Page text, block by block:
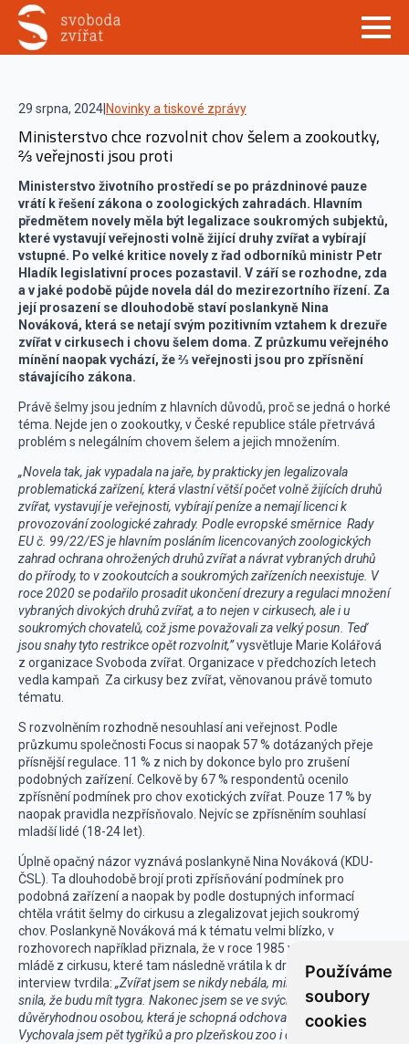
Používáme
soubory
cookies
29 srpna, 2024 Novinky a tiskové zprávy
Ministerstvo chce rozvolnit chov šelem a zookoutky,
⅔ veřejnosti jsou proti
Ministerstvo životního prostředí se po prázdninové pauze
vrátí k řešení zákona o zoologických zahradách. Hlavním
předmětem novely měla být legalizace soukromých subjektů,
které vystavují veřejnosti volně žijící druhy zvířat a vybírají
vstupné. Po velké kritice novely z řad odborníků ministr Petr
Hladík legislativní proces pozastavil. V září se rozhodne, zda
a v jaké podobě půjde novela dál do mezirezortního řízení. Za
její prosazení se dlouhodobě staví poslankyně Nina
Nováková, která se netají svým pozitivním vztahem k drezuře
zvířat v cirkusech i chovu šelem doma. Z průzkumu veřejného
mínění naopak vychází, že ⅔ veřejnosti jsou pro zpřísnění
stávajícího zákona.
Právě šelmy jsou jedním z hlavních důvodů, proč se jedná o horké
téma. Nejde jen o zookoutky, v České republice stále přetrvává
problém s nelegálním chovem šelem a jejich množením.
„Novela tak, jak vypadala na jaře, by prakticky jen legalizovala
problematická zařízení, která vlastní větší počet volně žijících druhů
zvířat, vystavují je veřejnosti, vybírají peníze a nemají licenci k
provozování zoologické zahrady. Podle evropské směrnice Rady
EU č. 99/22/ES je hlavním posláním licencovaných zoologických
zahrad ochrana ohrožených druhů zvířat a návrat vybraných druhů
do přírody, to v zookoutcích a soukromých zařízeních neexistuje. V
roce 2020 se podařilo prosadit ukončení drezury a regulaci množení
vybraných divokých druhů zvířat, a to nejen v cirkusech, ale i u
soukromých chovatelů, což jsme považovali za velký posun. Teď
jsou snahy tyto restrikce opět rozvolnit,”vysvětluje Marie Kolářová
z organizace Svoboda zvířat. Organizace v předchozích letech
vedla kampaň Za cirkusy bez zvířat, věnovanou právě tomuto
tématu.
S rozvolněním rozhodně nesouhlasí ani veřejnost. Podle
průzkumu společnosti Focus si naopak 57 % dotázaných přeje
přísnější regulace. 11 % z nich by dokonce bylo pro zrušení
podobných zařízení. Celkově by 67 % respondentů ocenilo
zpřísnění podmínek pro chov exotických zvířat. Pouze 17 % by
naopak pravidla nezpřísňovalo. Nejvíc se zpřísněním souhlasí
mladší lidé (18-24 let).
Úplně opačný názor vyznává poslankyně Nina Nováková (KDU-
ČSL). Ta dlouhodobě brojí proti zpřísňování podmínek pro
podobná zařízení a naopak by podle dostupných informací
chtěla vrátit šelmy do cirkusu a zlegalizovat jejich soukromý
chov. Poslankyně Nováková má k tématu velmi blízko, v
rozhovorech například přiznala, že v roce 1985 vykrmila tygří
mládě z cirkusu, které tam následně vrátila k drezuře. V dalším
interview tvrdila: „Zvířat jsem se nikdy nebála, miluju je. Vždy jsem
snila, že budu mít tygra. Nakonec jsem se ve svých třiceti letech stala
důvěryhodnou osobou, která je schopná odchovat tygří mládě.
Vychovala jsem pět tygříků a pro plzeňskou zoo i dva medvídky.